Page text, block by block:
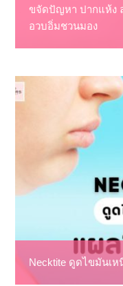
ขจัดปัญหา ปากแห้ง
อวบอิ่มชวนมอง
Necktite ดูดไขมันเ